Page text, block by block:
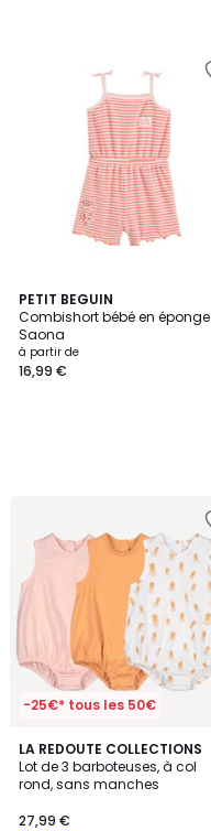
PETIT BEGUIN
Combishort bébé en éponge
Saona
à partir de
16,99 €
-25€* tous les 50€
LA REDOUTE COLLECTIONS
Lot de 3 barboteuses, à col
rond, sans manches
27,99 €